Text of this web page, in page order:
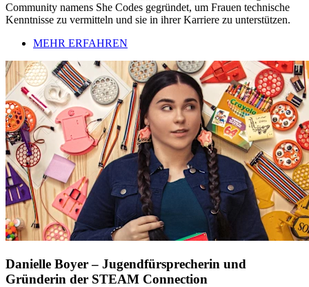
Community namens She Codes gegründet, um Frauen technische
Kenntnisse zu vermitteln und sie in ihrer Karriere zu unterstützen.
MEHR ERFAHREN
Danielle Boyer – Jugendfürsprecherin und
Gründerin der STEAM Connection